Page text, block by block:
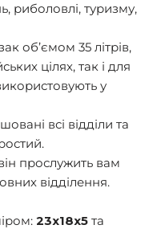
риболовлі, туризму,
об’ємом 35 літрів,
цілях, так і для
у
всі відділи та
прослужить вам
відділення.
23х18х5 та